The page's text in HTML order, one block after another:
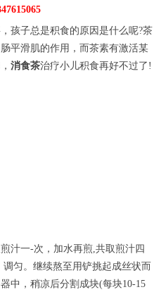
子总是积食的原因是什么呢?茶
平滑肌的作用，而茶素有激活某
消食茶治疗小儿积食再好不过了!
一-次，加水再煎,共取煎汁四
匀。继续熬至用铲挑起成丝状而
中，稍凉后分割成块(每块10-15